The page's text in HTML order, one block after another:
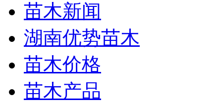
苗木新闻
湖南优势苗木
苗木价格
苗木产品